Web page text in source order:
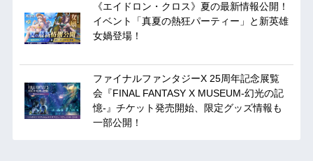
《エイドロン・クロス》夏の最新情報公開！
イベント「真夏の熱狂パーティー」と新英雄
女媧登場！
ファイナルファンタジーX 25周年記念展覧
会『FINAL FANTASY X MUSEUM-幻光の記
憶-』チケット発売開始、限定グッズ情報も
一部公開！